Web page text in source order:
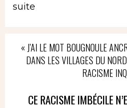
suite
« J’AI LE MOT BOUGNOULE
DANS LES VILLAGES DU
RACISME
CE RACISME IMBÉCILE